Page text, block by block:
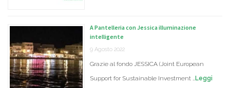
A Pantelleria con Jessica illuminazione
intelligente
9 Agosto 2022
Grazie al fondo JESSICA (Joint European
Support for Sustainable Investment …Leggi